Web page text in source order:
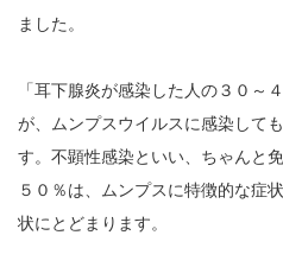
ました。
「耳下腺炎が感染した人の３０～
が、ムンプスウイルスに感染して
す。不顕性感染といい、ちゃんと
５０％は、ムンプスに特徴的な症
状にとどまります。